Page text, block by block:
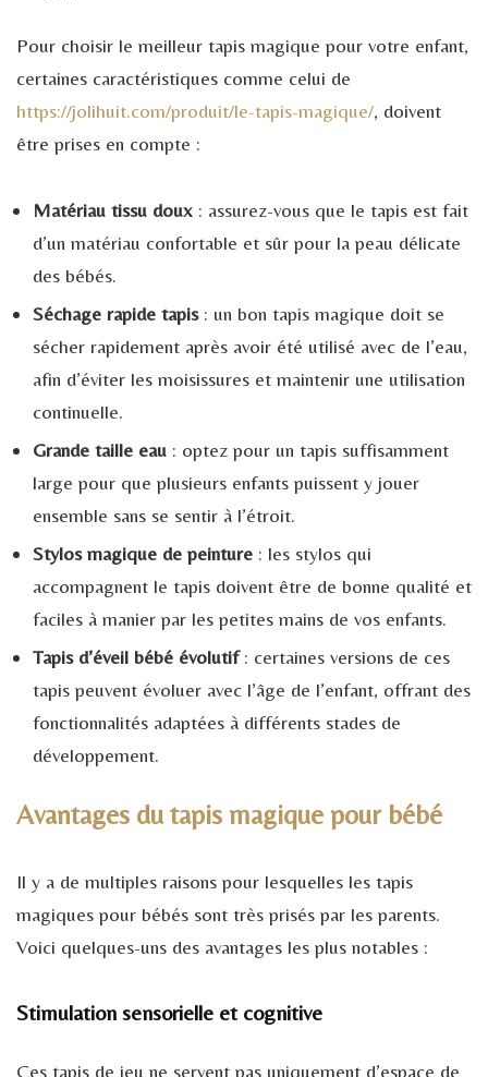
Pour choisir le meilleur tapis magique pour votre enfant,
certaines caractéristiques comme celui de
https://jolihuit.com/produit/le-tapis-magique/, doivent
être prises en compte :
Matériau tissu doux : assurez-vous que le tapis est fait
d’un matériau confortable et sûr pour la peau délicate
des bébés.
Séchage rapide tapis: un bon tapis magique doit se
sécher rapidement après avoir été utilisé avec de l’eau,
afin d’éviter les moisissures et maintenir une utilisation
continuelle.
Grande taille eau : optez pour un tapis suffisamment
large pour que plusieurs enfants puissent y jouer
ensemble sans se sentir à l’étroit.
Stylos magique de peinture : les stylos qui
accompagnent le tapis doivent être de bonne qualité et
faciles à manier par les petites mains de vos enfants.
Tapis d’éveil bébé évolutif: certaines versions de ces
tapis peuvent évoluer avec l’âge de l’enfant, offrant des
fonctionnalités adaptées à différents stades de
développement.
Avantages du tapis magique pour bébé
Il y a de multiples raisons pour lesquelles les tapis
magiques pour bébés sont très prisés par les parents.
Voici quelques-uns des avantages les plus notables :
Stimulation sensorielle et cognitive
Ces tapis de jeu ne servent pas uniquement d’espace de